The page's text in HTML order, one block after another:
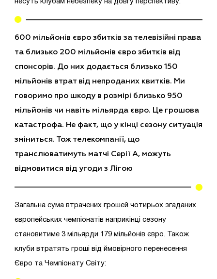
600 мільйонів євро збитків за телевізійні права
та близько 200 мільйонів євро збитків від
спонсорів. До них додається близько 150
мільйонів втрат від непроданих квитків. Ми
говоримо про шкоду в розмірі близько 950
мільйонів чи навіть мільярда євро. Це грошова
катастрофа. Не факт, що у кінці сезону ситуація
зміниться. Тож телекомпанії, що
транслюватимуть матчі Серії А, можуть
відмовитися від угоди з Лігою
Загальна сума втрачених грошей чотирьох згаданих
європейських чемпіонатів наприкінці сезону
становитиме 3 мільярди 179 мільйонів євро. Також
клуби втратять гроші від ймовірного перенесення
Євро та Чемпіонату Світу: